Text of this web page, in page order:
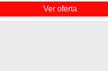
Ver oferta